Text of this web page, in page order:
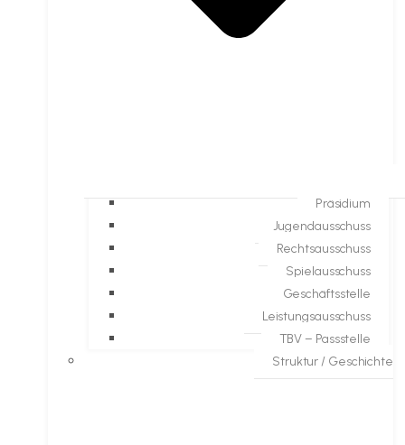
Präsidium
Jugendausschuss
Rechtsausschuss
Spielausschuss
Geschäftsstelle
Leistungsausschuss
TBV – Passstelle
Struktur / Geschichte